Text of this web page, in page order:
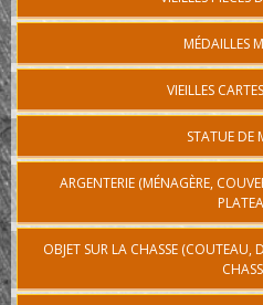
MÉDAILLES
VIEILLES
STATUE DE
ARGENTERIE (MÉNAGÈRE,
OBJET SUR LA CHASSE (COUTEAU,